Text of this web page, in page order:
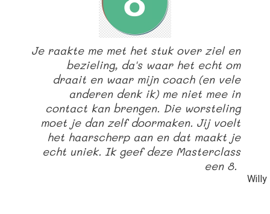
Je raakte me met het stuk over ziel en
bezieling, da's waar het echt om
draait en waar mijn coach (en vele
anderen denk ik) me niet mee in
contact kan brengen. Die worsteling
moet je dan zelf doormaken. Jij voelt
het haarscherp aan en dat maakt je
echt uniek. Ik geef deze Masterclass
een 8.
Willy